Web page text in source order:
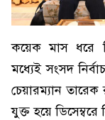
কয়েক মাস ধরে
মধ্যেই সংসদ
চেয়ারম্যান
যুক্ত হয়ে ডিসেম্বরে